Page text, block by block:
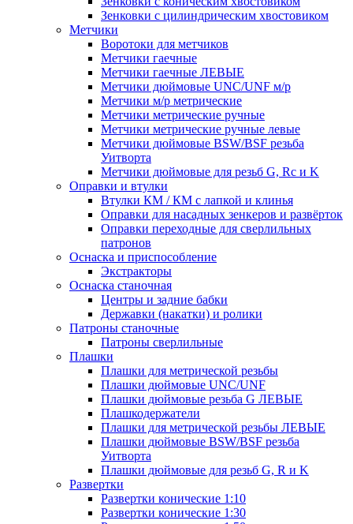
Зенковки с цилиндрическим хвостовиком
Метчики
Воротоки для метчиков
Метчики гаечные
Метчики гаечные ЛЕВЫЕ
Метчики дюймовые UNC/UNF м/р
Метчики м/р метрические
Метчики метрические ручные
Метчики метрические ручные левые
Метчики дюймовые BSW/BSF резьба
Уитворта
Метчики дюймовые для резьб G, Rc и K
Оправки и втулки
Втулки КМ / КМ с лапкой и клинья
Оправки для насадных зенкеров и развёрток
Оправки переходные для сверлильных
патронов
Оснаска и приспособление
Экстракторы
Оснаска станочная
Центры и задние бабки
Державки (накатки) и ролики
Патроны станочные
Патроны сверлильные
Плашки
Плашки для метрической резьбы
Плашки дюймовые UNC/UNF
Плашки дюймовые резьба G ЛЕВЫЕ
Плашкодержатели
Плашки для метрической резьбы ЛЕВЫЕ
Плашки дюймовые BSW/BSF резьба
Уитворта
Плашки дюймовые для резьб G, R и K
Развертки
Развертки конические 1:10
Развертки конические 1:30